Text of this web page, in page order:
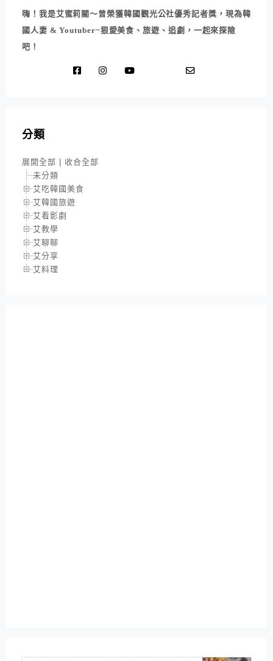
嗨！我是艾蜜莉關～曾榮獲韓國觀光公社優秀記者獎，現為韓
國人妻 & Youtuber~狠愛美食、旅遊、追劇，一起來探險
吧！
分類
展開全部
收合全部
未分類
艾吃韓國美食
艾韓國旅遊
艾看影劇
艾教學
艾聊聊
艾分享
艾料理